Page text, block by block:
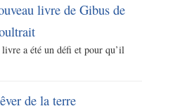
livre de Gibus de
a été un défi et pour qu’il
de la terre